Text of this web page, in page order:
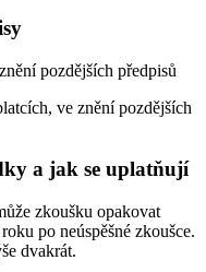
pozdějších předpisů
ve znění pozdějších
a jak se uplatňují
zkoušku opakovat
po neúspěšné zkoušce.
dvakrát.